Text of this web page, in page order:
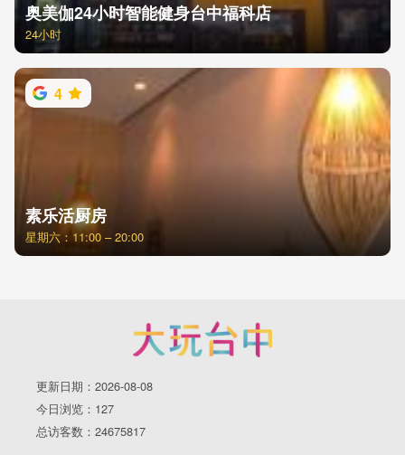
奥美伽24小时智能健身台中福科店
24小时
4
素乐活厨房
星期六：11:00 – 20:00
更新日期：2026-08-08
今日浏览：127
总访客数：24675817